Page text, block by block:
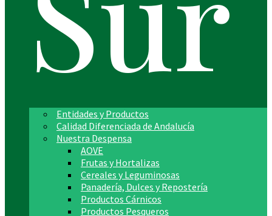
Entidades y Productos
Calidad Diferenciada de Andalucía
Nuestra Despensa
AOVE
Frutas y Hortalizas
Cereales y Leguminosas
Panadería, Dulces y Repostería
Productos Cárnicos
Productos Pesqueros